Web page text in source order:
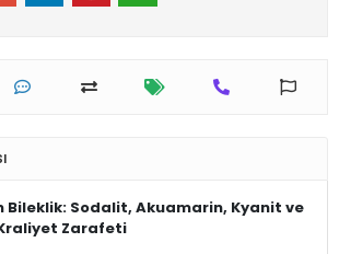
Bileklik: Sodalit, Akuamarin, Kyanit ve
Zarafeti